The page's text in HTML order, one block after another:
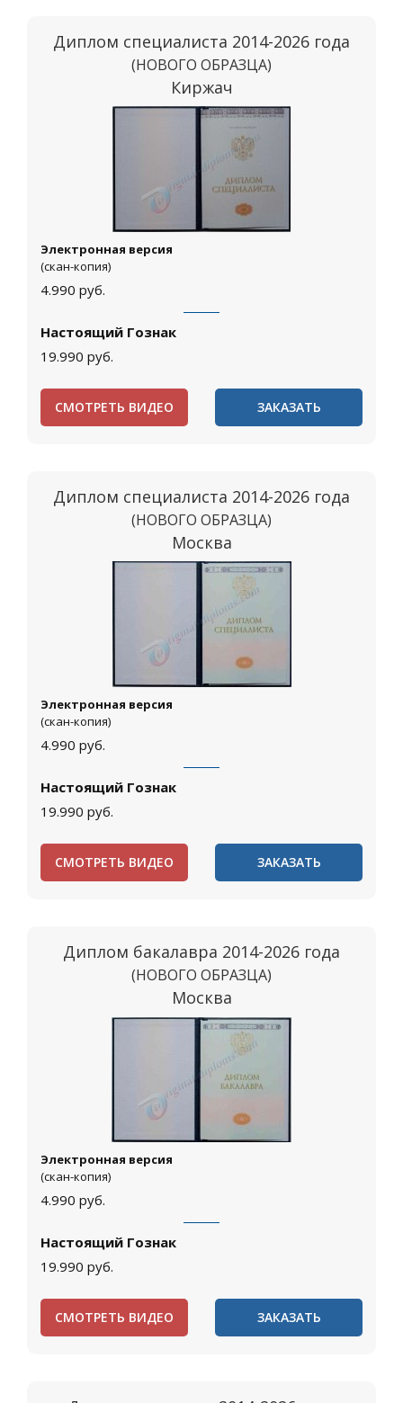
Диплом специалиста 2014-2026 года
(НОВОГО ОБРАЗЦА)
Киржач
Электронная версия
(скан-копия)
4.990 руб.
Настоящий Гознак
19.990 руб.
СМОТРЕТЬ ВИДЕО ЗАКАЗАТЬ
Диплом специалиста 2014-2026 года
(НОВОГО ОБРАЗЦА)
Москва
Электронная версия
(скан-копия)
4.990 руб.
Настоящий Гознак
19.990 руб.
СМОТРЕТЬ ВИДЕО ЗАКАЗАТЬ
Диплом бакалавра 2014-2026 года
(НОВОГО ОБРАЗЦА)
Москва
Электронная версия
(скан-копия)
4.990 руб.
Настоящий Гознак
19.990 руб.
СМОТРЕТЬ ВИДЕО ЗАКАЗАТЬ